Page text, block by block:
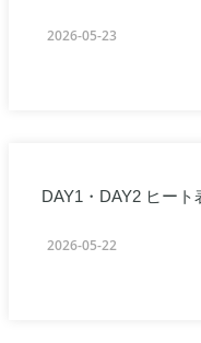
2026-05-23
DAY1・DAY2 ヒート
2026-05-22